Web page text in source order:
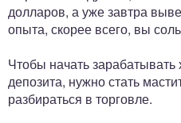
долларов, а уже завтра
опыта, скорее всего, вы
Чтобы начать
депозита, нужно стать
разбираться в торговле.